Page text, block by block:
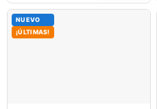
NUEVO
¡ÚLTIMAS!